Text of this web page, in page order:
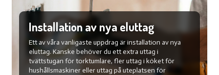
Installation av nya eluttag
Ett av våra vanligaste uppdrag är installation av nya
eluttag. Kanske behöver du ett extra uttag i
tvättstugan för torktumlare, fler uttag i köket för
hushållsmaskiner eller uttag på uteplatsen för